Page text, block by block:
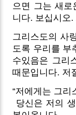
으면 그는 새
니다. 보십시오
그리스도의 사
도록 우리를 부
수있음은 그리
때문입니다. 저
“저에게는 그리
당신은 저의